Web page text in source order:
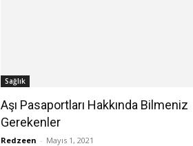
Sağlık
Aşı Pasaportları Hakkında Bilmeniz
Gerekenler
Redzeen - Mayıs 1, 2021